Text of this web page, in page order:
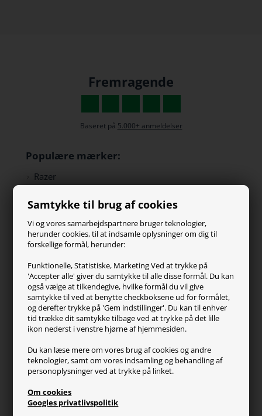
Samtykke til brug af cookies
Vi og vores samarbejdspartnere bruger teknologier,
herunder cookies, til at indsamle oplysninger om dig til
forskellige formål, herunder:
Funktionelle, Statistiske, Marketing Ved at trykke på
'Accepter alle' giver du samtykke til alle disse formål. Du kan
også vælge at tilkendegive, hvilke formål du vil give
samtykke til ved at benytte checkboksene ud for formålet,
og derefter trykke på 'Gem indstillinger'. Du kan til enhver
tid trække dit samtykke tilbage ved at trykke på det lille
ikon nederst i venstre hjørne af hjemmesiden.
Du kan læse mere om vores brug af cookies og andre
teknologier, samt om vores indsamling og behandling af
personoplysninger ved at trykke på linket.
Om cookies
Googles privatlivspolitik
Fremragende
Baseret på 5.000+ anmeldelser
Populære mærker:
Razer
SteelSeries
ZOWIE
Turtle Beach
Kundeservice
Kontakt os
FAQ
Handelsvilkår
Reklamation
Generel info
Om os
Fragt og levering